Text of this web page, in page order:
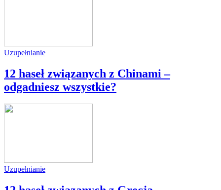
Uzupełnianie
12 haseł związanych z Chinami –
odgadniesz wszystkie?
Uzupełnianie